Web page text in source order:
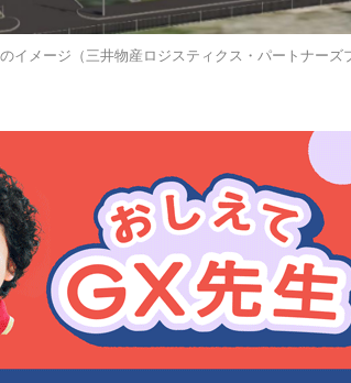
イメージ（三井物産ロジスティクス・パートナーズ